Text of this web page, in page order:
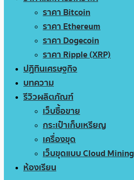
ราคา Bitcoin
ราคา Ethereum
ราคา Dogecoin
ราคา Ripple (XRP)
ปฏิทินเศรษฐกิจ
บทความ
รีวิวผลิตภัณฑ์
เว็บซื้อขาย
กระเป๋าเก็บเหรียญ
เครื่องขุด
เว็บขุดแบบ Cloud Mining
ห้องเรียน